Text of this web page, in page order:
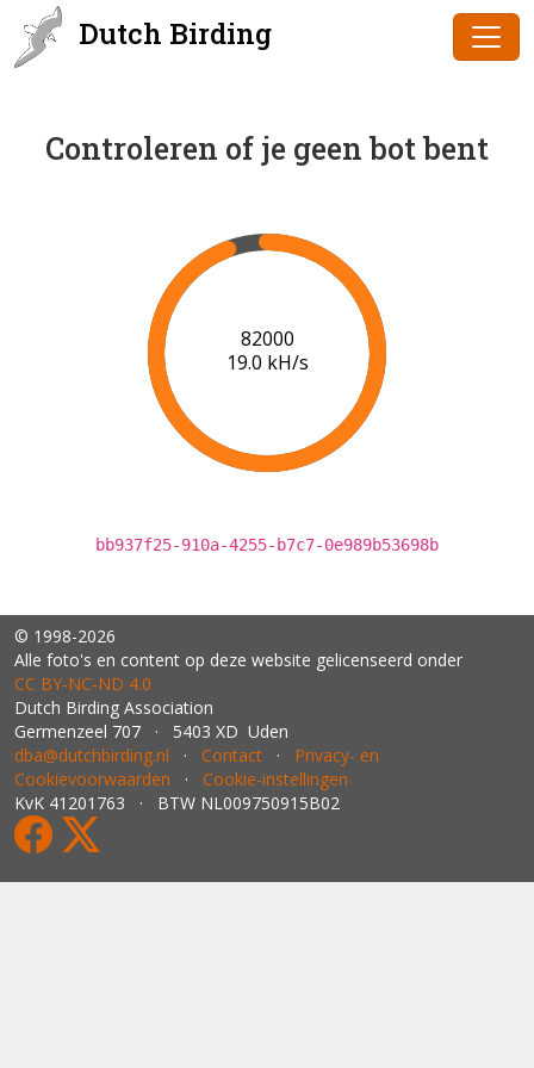
Dutch Birding
Controleren of je geen bot bent
83000
19.1 kH/s
bb937f25-910a-4255-b7c7-0e989b53698b
© 1998-2026
Alle foto's en content op deze website gelicenseerd onder
CC BY‑NC‑ND 4.0
Dutch Birding Association
Germenzeel 707 · 5403 XD Uden
dba@dutchbirding.nl · Contact · Privacy- en
Cookievoorwaarden · Cookie-instellingen
KvK 41201763 · BTW NL009750915B02